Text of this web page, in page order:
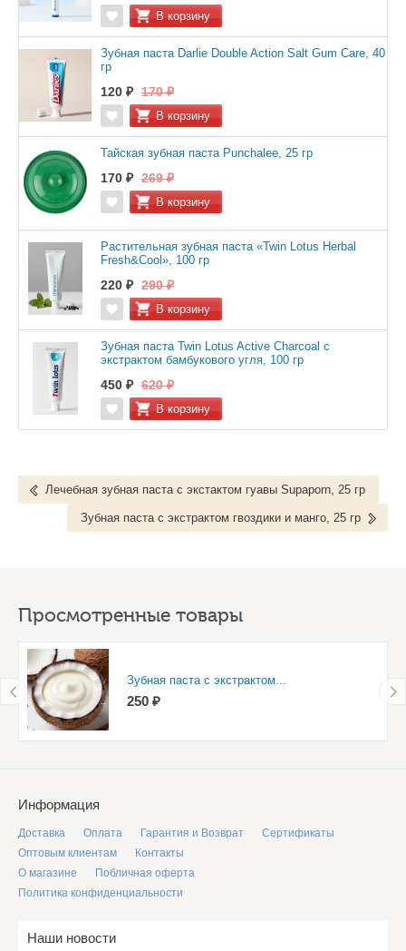
Зубная паста Darlie Double Action Salt Gum Care, 40
гр
120 ₽ 170 ₽
Тайская зубная паста Punchalee, 25 гр
170 ₽ 269 ₽
Растительная зубная паста «Twin Lotus Herbal
Fresh&Cool», 100 гр
220 ₽ 290 ₽
Зубная паста Twin Lotus Active Charcoal с
экстрактом бамбукового угля, 100 гр
450 ₽ 620 ₽
Лечебная зубная паста с экстактом гуавы Supaporn, 25 гр
Зубная паста с экстрактом гвоздики и манго, 25 гр
Просмотренные товары
Зубная паста с экстрактом...
250 ₽
Информация
Доставка Оплата Гарантия и Возврат
Сертификаты
Оптовым клиентам
Контакты
О магазине
Побличная оферта
Политика конфиденциальности
Наши новости